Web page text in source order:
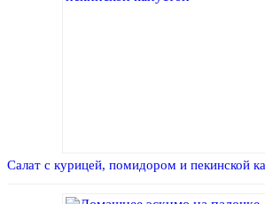
Салат с курицей, помидором и пекинской